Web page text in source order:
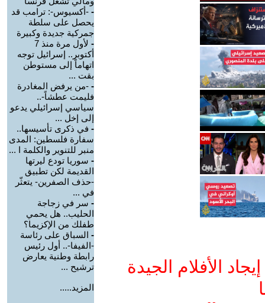
الأفلام الجيدة
- -أكسيوس-: ترامب قد
يحصل على سلطة
جمركية جديدة وكبيرة
-
لأول مرة منذ 7
أكتوبر.. إسرائيل توجه
اتهاماً إلى مستوطن
بقت ...
- -من يرفض المغادرة
فليمت عطشاً-..
سياسي إسرائيلي يدعو
إلى إخل ...
- في ذكرى تأسيسها..
سفارة فلسطين: المدى
منبر للتنوير والكلمة ا ...
- سوريا تودع ليرتها
القديمة لكن تطبيق
-حذف الصفرين- يتعثّر
في ...
- سر في زجاجة
الحليب.. هل يحمي
طفلك من الإكزيما؟
- السباق على رئاسة
-الفيفا-.. أول رئيس
رابطة وطنية يعارض
ترشيح ...
المزيد.....